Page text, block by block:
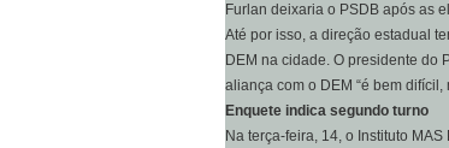
Furlan deixaria o PSDB após as
Até por isso, a direção estadual
DEM na cidade. O presidente do
aliança com o DEM “é bem difícil,
Enquete indica segundo turno
Na terça-feira, 14, o Instituto